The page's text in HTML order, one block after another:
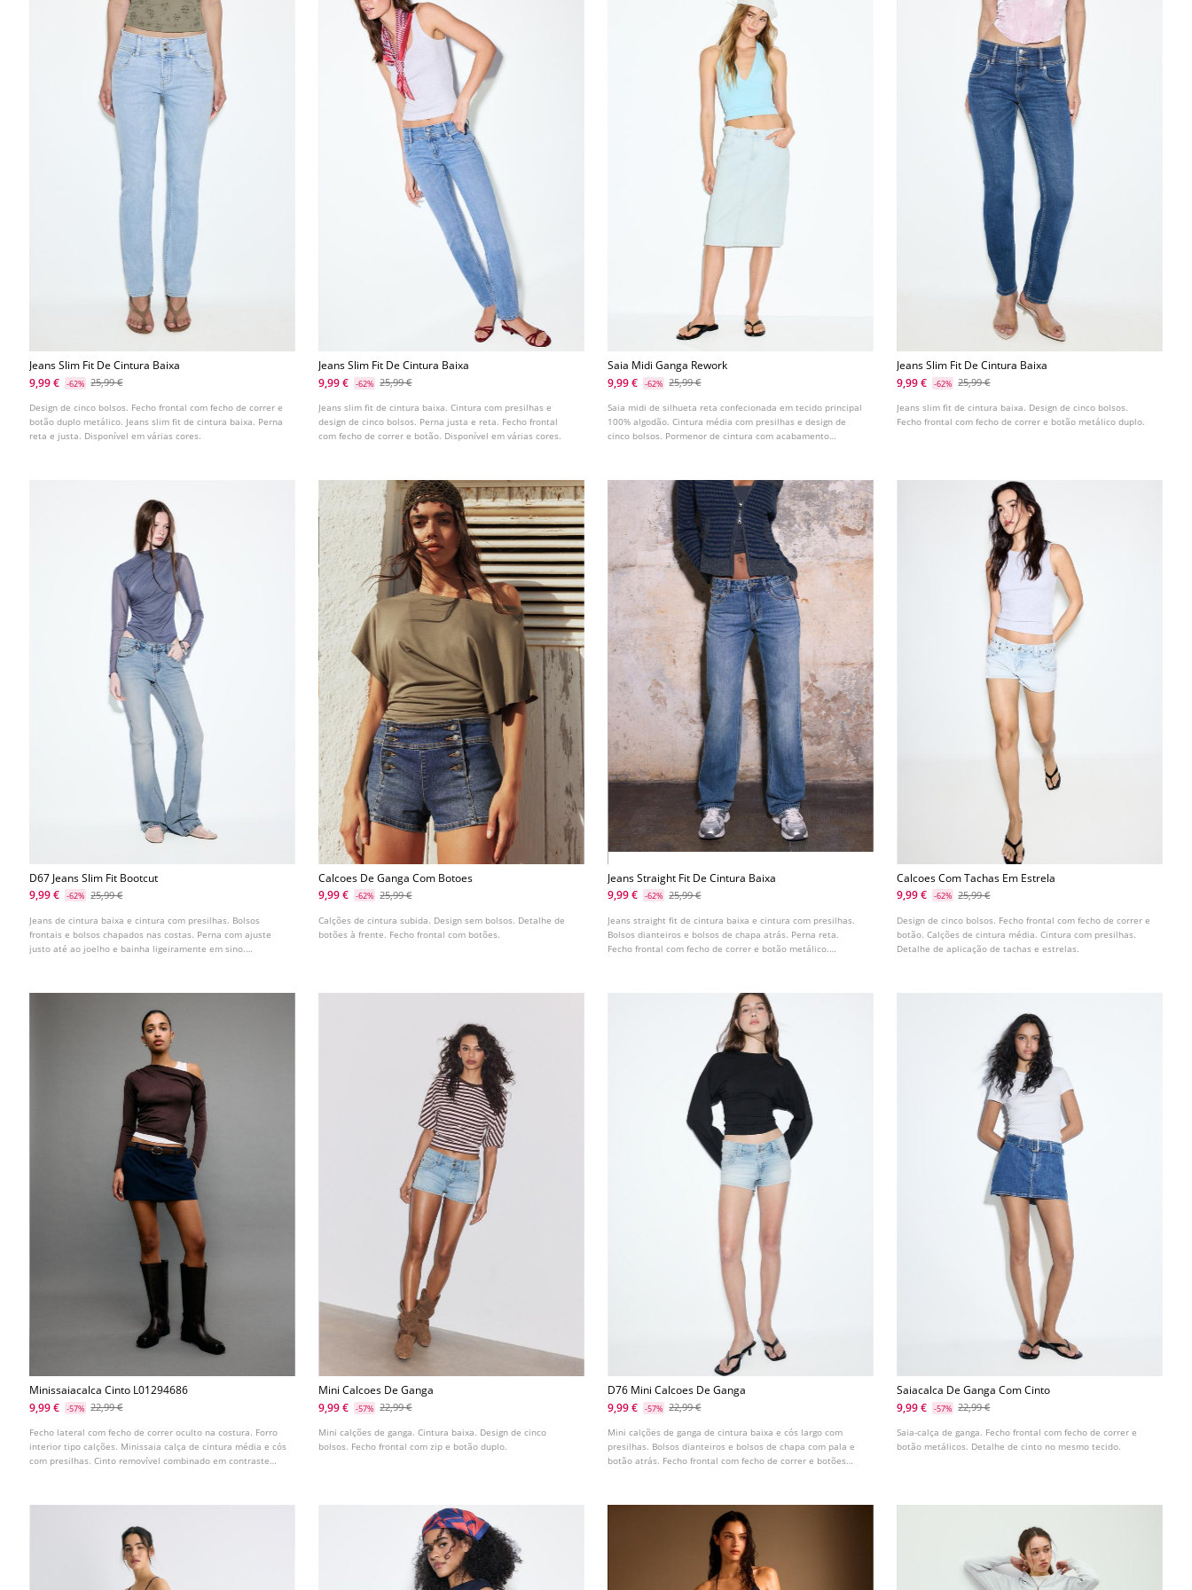
Jeans Slim Fit De Cintura Baixa
9,99 €
-62% 25,99 €
Design de cinco bolsos. Fecho frontal com fecho de correr e
botão duplo metálico. Jeans slim fit de cintura baixa. Perna
reta e justa. Disponível em várias cores.
Jeans Slim Fit De Cintura Baixa
9,99 €
-62% 25,99 €
Jeans slim fit de cintura baixa. Cintura com presilhas e
design de cinco bolsos. Perna justa e reta. Fecho frontal
com fecho de correr e botão. Disponível em várias cores.
Saia Midi Ganga Rework
9,99 €
-62% 25,99 €
Saia midi de silhueta reta confecionada em tecido principal
100% algodão. Cintura média com presilhas e design de
cinco bolsos. Pormenor de cintura com acabamento
Jeans Slim Fit De Cintura Baixa
9,99 €
-62% 25,99 €
Jeans slim fit de cintura baixa. Design de cinco bolsos.
Fecho frontal com fecho de correr e botão metálico duplo.
D67 Jeans Slim Fit Bootcut
9,99 €
-62% 25,99 €
Jeans de cintura baixa e cintura com presilhas. Bolsos
frontais e bolsos chapados nas costas. Perna com ajuste
justo até ao joelho e bainha ligeiramente em sino.
Calcoes De Ganga Com Botoes
9,99 €
-62% 25,99 €
Calções de cintura subida. Design sem bolsos. Detalhe de
botões à frente. Fecho frontal com botões.
Jeans Straight Fit De Cintura Baixa
9,99 €
-62% 25,99 €
Jeans straight fit de cintura baixa e cintura com presilhas.
Bolsos dianteiros e bolsos de chapa atrás. Perna reta.
Fecho frontal com fecho de correr e botão metálico.
Calcoes Com Tachas Em Estrela
9,99 €
-62% 25,99 €
Design de cinco bolsos. Fecho frontal com fecho de correr e
botão. Calções de cintura média. Cintura com presilhas.
Detalhe de aplicação de tachas e estrelas.
Minissaiacalca Cinto L01294686
9,99 €
-57% 22,99 €
Fecho lateral com fecho de correr oculto na costura. Forro
interior tipo calções. Minissaia calça de cintura média e cós
com presilhas. Cinto removível combinado em contraste
Mini Calcoes De Ganga
9,99 €
-57% 22,99 €
Mini calções de ganga. Cintura baixa. Design de cinco
bolsos. Fecho frontal com zip e botão duplo.
D76 Mini Calcoes De Ganga
9,99 €
-57% 22,99 €
Mini calções de ganga de cintura baixa e cós largo com
presilhas. Bolsos dianteiros e bolsos de chapa com pala e
botão atrás. Fecho frontal com fecho de correr e botões
Saiacalca De Ganga Com Cinto
9,99 €
-57% 22,99 €
Saia-calça de ganga. Fecho frontal com fecho de correr e
botão metálicos. Detalhe de cinto no mesmo tecido.